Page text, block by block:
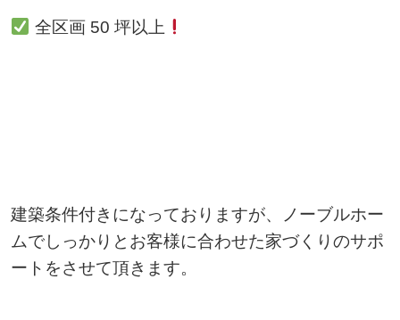
全区画 50 坪以上
建築条件付きになっておりますが、ノーブルホー
ムでしっかりとお客様に合わせた家づくりのサポ
ートをさせて頂きます。